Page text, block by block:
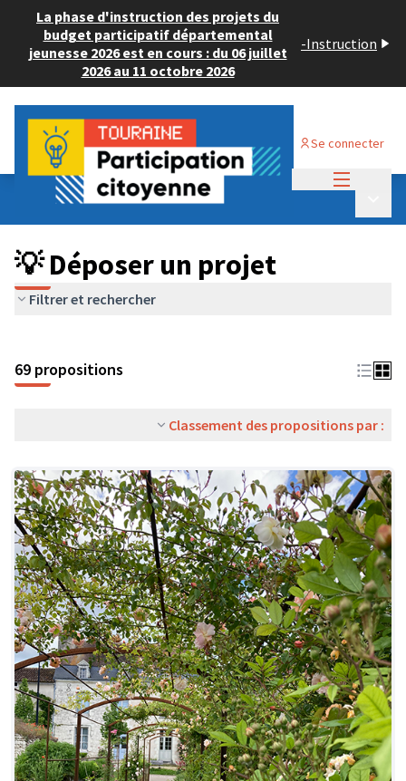
La phase d'instruction des projets du
budget participatif départemental
jeunesse 2026 est en cours : du 06 juillet
2026 au 11 octobre 2026
-Instruction
Se connecter
Budget Participatif ADULTE 2024
💡 Déposer un projet
💡 Déposer un projet
Filtrer et rechercher
69 propositions
Classement des propositions par :